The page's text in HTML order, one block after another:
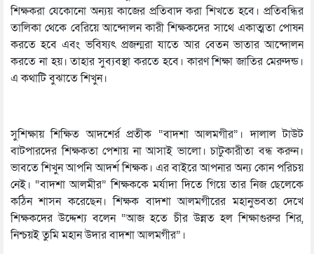
শিক্ষকরা যেকোনো অন্যয় কাজের প্রতিবাদ করা শিখতে হবে। প্রতিবন্ধির
তালিকা থেকে বেরিয়ে আন্দোলন কারী শিক্ষকদের সাথে একাত্মতা পোষন
করতে হবে এবং ভবিষ্যৎ প্রজন্মরা যাতে আর বেতন ভাতার আন্দোলন
করতে না হয়। তাহার সুব্যবস্থা করতে হবে। কারণ শিক্ষা জাতির মেরুদন্ড।
এ কথাটি বুঝাতে শিখুন।
সুশিক্ষায় শিক্ষিত আদশের্র প্রতীক “বাদশা আলমগীর”। দালাল টাউট
বাটপারদের শিক্ষকতা পেশায় না আসাই ভালো। চাটুকারীতা বন্ধ করুন।
ভাবতে শিখুন আপনি আদর্শ শিক্ষক। এর বাইরে আপনার অন্য কোন পরিচয়
নেই। “বাদশা আলমীর” শিক্ষককে মর্যাদা দিতে গিয়ে তার নিজ ছেলেকে
কঠিন শাসন করেছেন। শিক্ষক বাদশা আলমগীরের মহানুভবতা দেখে
শিক্ষকদের উদ্দেশ্য বলেন “আজ হতে চীর উন্নত হল শিক্ষাগুরুর শির,
নিশ্চয়ই তুমি মহান উদার বাদশা আলমগীর”।